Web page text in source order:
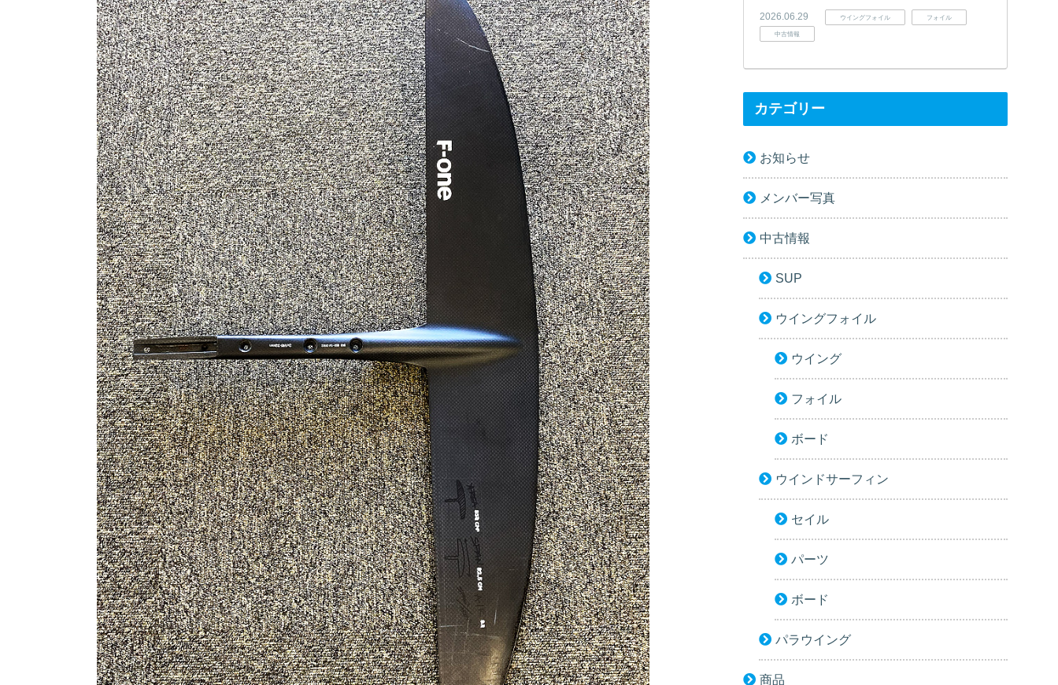
2026.06.29 ウイングフォイル フォイル
中古情報
カテゴリー
お知らせ
メンバー写真
中古情報
SUP
ウイングフォイル
ウイング
フォイル
ボード
ウインドサーフィン
セイル
パーツ
ボード
パラウイング
商品